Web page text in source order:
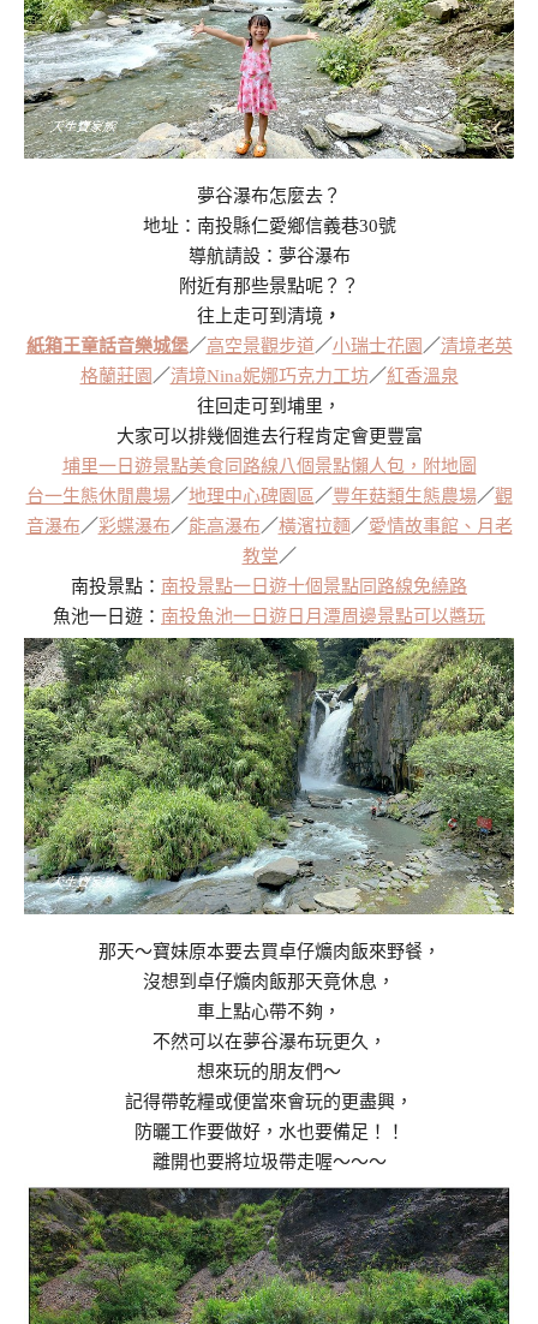
夢谷瀑布怎麼去？
地址：南投縣仁愛鄉信義巷30號
導航請設：夢谷瀑布
附近有那些景點呢？？
往上走可到清境 ，
紙箱王童話音樂城堡／高空景觀步道／小瑞士花園 ／清境老英
格蘭莊園 ／清境Nina妮娜巧克力工坊／紅香溫泉
往回走可到埔里，
大家可以排幾個進去行程肯定會更豐富
埔里一日遊景點美食同路線八個景點懶人包，附地圖
台一生態休閒農場／地理中心碑園區／豐年菇類生態農場／觀
音瀑布／彩蝶瀑布／能高瀑布／橫濱拉麵／愛情故事館、月老
教堂／
南投景點： 南投景點一日遊十個景點同路線免繞路
魚池一日遊： 南投魚池一日遊日月潭周邊景點可以醬玩
那天～寶妹原本要去買卓仔爌肉飯來野餐，
沒想到卓仔爌肉飯那天竟休息，
車上點心帶不夠，
不然可以在夢谷瀑布玩更久，
想來玩的朋友們～
記得帶乾糧或便當來會玩的更盡興，
防曬工作要做好，水也要備足！！
離開也要將垃圾帶走喔～～～